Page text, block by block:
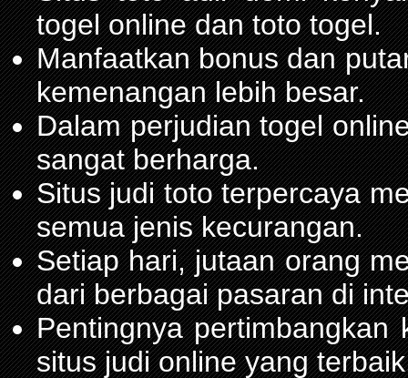
togel online dan toto togel.
Manfaatkan bonus dan
kemenangan lebih besar.
Dalam perjudian togel
sangat berharga.
Situs judi toto terpercaya
semua jenis kecurangan.
Setiap hari, jutaan orang
dari berbagai pasaran di
Pentingnya pertimbangkan
situs judi online yang